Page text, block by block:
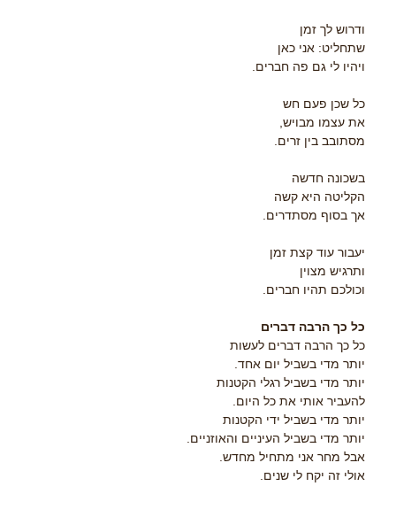
ודרוש לך זמן
שתחליט: אני כאן
ויהיו לי גם פה חברים.
כל שכן פעם חש
את עצמו מבויש,
מסתובב בין זרים.
בשכונה חדשה
הקליטה היא קשה
אך בסוף מסתדרים.
יעבור עוד קצת זמן
ותרגיש מצוין
וכולכם תהיו חברים.
כל כך הרבה דברים
כל כך הרבה דברים לעשות
יותר מדי בשביל יום אחד.
יותר מדי בשביל רגלי הקטנות
להעביר אותי את כל היום.
יותר מדי בשביל ידי הקטנות
יותר מדי בשביל העיניים והאוזניים.
אבל מחר אני מתחיל מחדש.
אולי זה יקח לי שנים.